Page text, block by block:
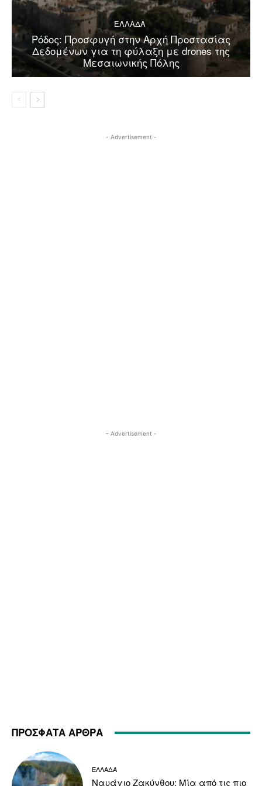
ΕΛΛΑΔΑ
Ρόδος: Προσφυγή στην Αρχή Προστασίας
Δεδομένων για τη φύλαξη με drones της
Μεσαιωνικής Πόλης
- Advertisement -
- Advertisement -
ΠΡΟΣΦΑΤΑ ΑΡΘΡΑ
ΕΛΛΑΔΑ
Ναυάγιο Ζακύνθου: Μία από τις πιο